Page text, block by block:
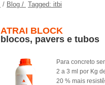
/ Blog / Tagged: itbi
ATRAI BLOCK
blocos, pavers e tubos
Para concreto
2 a 3 ml por Kg
20 % mais